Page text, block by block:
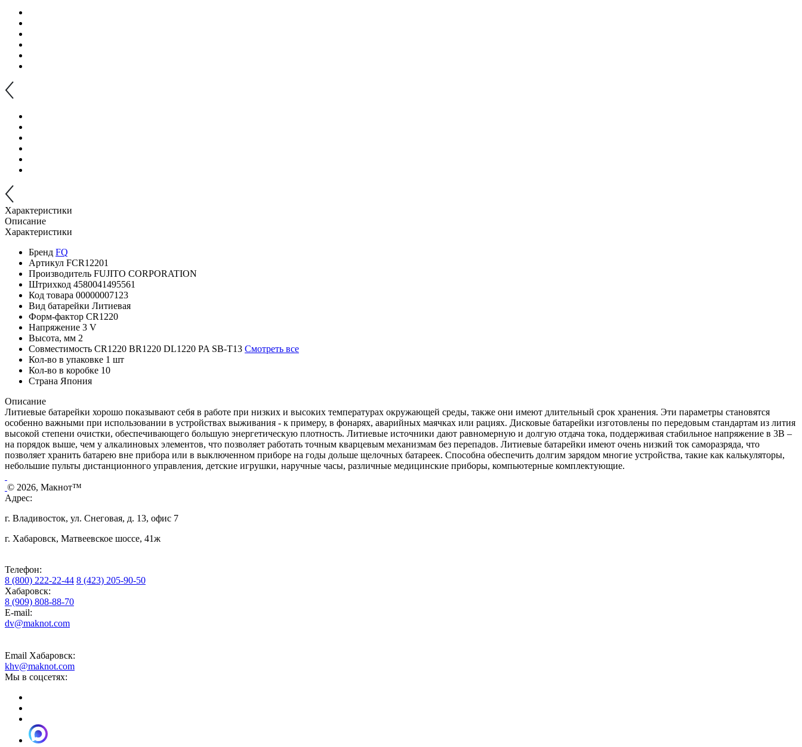
Характеристики
Описание
Характеристики
Бренд FQ
Артикул FCR12201
Производитель FUJITO CORPORATION
Штрихкод 4580041495561
Код товара 00000007123
Вид батарейки Литиевая
Форм-фактор CR1220
Напряжение 3 V
Высота, мм 2
Совместимость CR1220 BR1220 DL1220 PA SB-T13 Смотреть все
Кол-во в упаковке 1 шт
Кол-во в коробке 10
Страна Япония
Описание
Литиевые батарейки хорошо показывают себя в работе при низких и высоких температурах окружающей среды, также они имеют длительный срок хранения. Эти параметры становятся
особенно важными при использовании в устройствах выживания - к примеру, в фонарях, аварийных маячках или рациях. Дисковые батарейки изготовлены по передовым стандартам из лития
высокой степени очистки, обеспечивающего большую энергетическую плотность. Литиевые источники дают равномерную и долгую отдача тока, поддерживая стабильное напряжение в 3В –
на порядок выше, чем у алкалиновых элементов, что позволяет работать точным кварцевым механизмам без перепадов. Литиевые батарейки имеют очень низкий ток саморазряда, что
позволяет хранить батарею вне прибора или в выключенном приборе на годы дольше щелочных батареек. Способна обеспечить долгим зарядом многие устройства, такие как калькуляторы,
небольшие пульты дистанционного управления, детские игрушки, наручные часы, различные медицинские приборы, компьютерные комплектующие.
© 2026, Макнот™
Адрес:
г. Владивосток, ул. Снеговая, д. 13, офис 7
г. Хабаровск, Матвеевское шоссе, 41ж
Телефон:
8 (800) 222-22-44 8 (423) 205-90-50
Хабаровск:
8 (909) 808-88-70
E-mail:
dv@maknot.com
Email Хабаровск:
khv@maknot.com
Мы в соцсетях: